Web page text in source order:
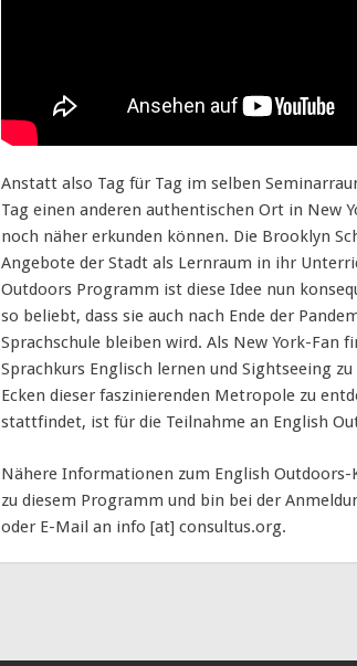
Anstatt also Tag für Tag im selben
Tag einen anderen authentischen Ort in New
noch näher erkunden können. Die Brooklyn
Angebote der Stadt als Lernraum in ihr
Outdoors Programm ist diese Idee nun
so beliebt, dass sie auch nach Ende der
Sprachschule bleiben wird. Als New York-
Sprachkurs Englisch lernen und Sightseeing
Ecken dieser faszinierenden Metropole zu
stattfindet, ist für die Teilnahme an English
Nähere Informationen zum English
zu diesem Programm und bin bei der
oder E-Mail an info [at] consultus.org.